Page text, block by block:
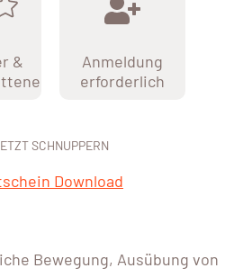
&
Anmeldung
erforderlich
SCHNUPPERN
Download
Bewegung, Ausübung von